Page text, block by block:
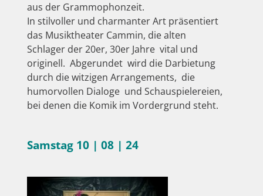
aus der Grammophonzeit.
In stilvoller und charmanter Art präsentiert
das Musiktheater Cammin, die alten
Schlager der 20er, 30er Jahre vital und
originell. Abgerundet wird die Darbietung
durch die witzigen Arrangements, die
humorvollen Dialoge und Schauspielereien,
bei denen die Komik im Vordergrund steht.
Samstag 10 | 08 | 24